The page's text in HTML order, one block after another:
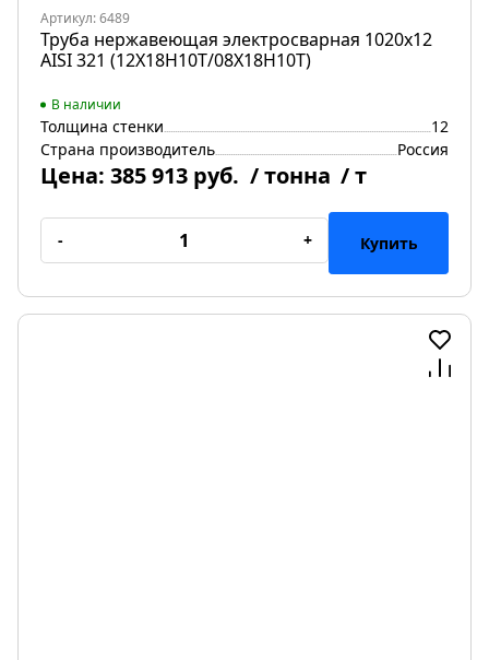
Артикул: 6489
Труба нержавеющая электросварная 1020х12
AISI 321 (12Х18Н10Т/08Х18Н10Т)
В наличии
Толщина стенки
12
Страна производитель
Россия
Цена: 385 913 руб. / тонна / т
- + Купить